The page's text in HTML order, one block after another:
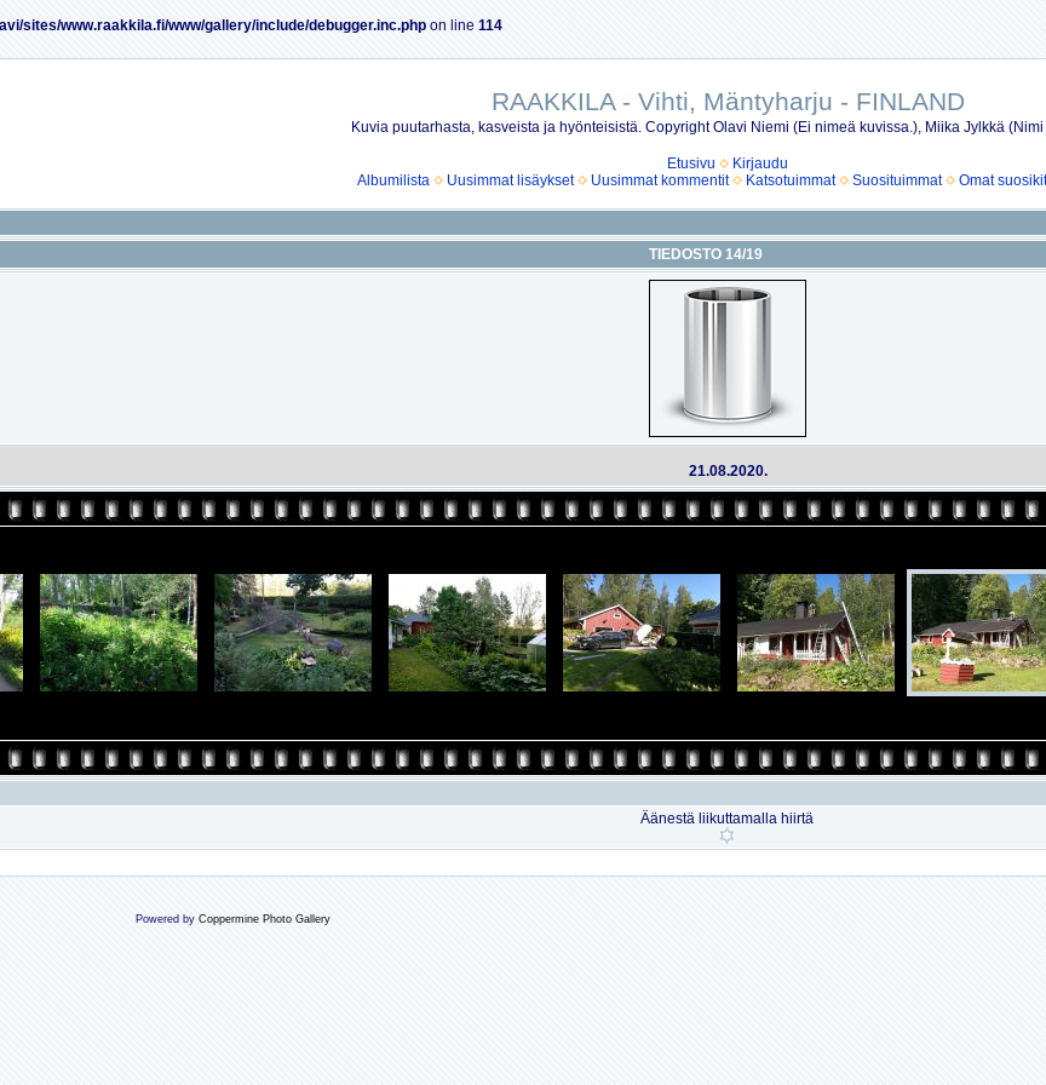
sites/www.raakkila.fi/www/gallery/include/debugger.inc.php on line 114
RAAKKILA - Vihti, Mäntyharju - FINLAND
Kuvia puutarhasta, kasveista ja hyönteisistä. Copyright Olavi Niemi (Ei nimeä kuvissa.), Miika Jylkkä
Etusivu
Kirjaudu
Albumilista
Uusimmat lisäykset Uusimmat kommentit Katsotuimmat Suosituimmat Omat suosikit
TIEDOSTO 14/19
21.08.2020.
Äänestä liikuttamalla hiirtä
Powered by Coppermine Photo Gallery